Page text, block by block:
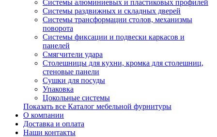
Системы алюминиевых и пластиковых профилей
Системы раздвижных и складных дверей
Системы трансформации столов, механизмы
поворота
Системы фиксации и подвески каркасов и
панелей
Смягчители удара
Столешницы для кухни, кромка для столешниц,
стеновые панели
Сушки для посуды
Упаковка
Цокольные системы
Показать все Каталог мебельной фурнитуры
О компании
Доставка и оплата
Наши контакты